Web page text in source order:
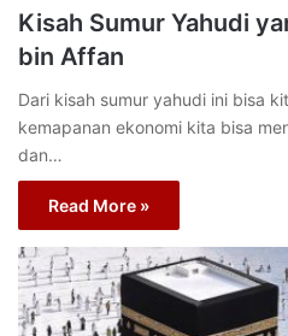
Kisah Sumur Yahudi
bin Affan
Dari kisah sumur yahudi ini bisa
kemapanan ekonomi kita bisa
dan…
Read More »